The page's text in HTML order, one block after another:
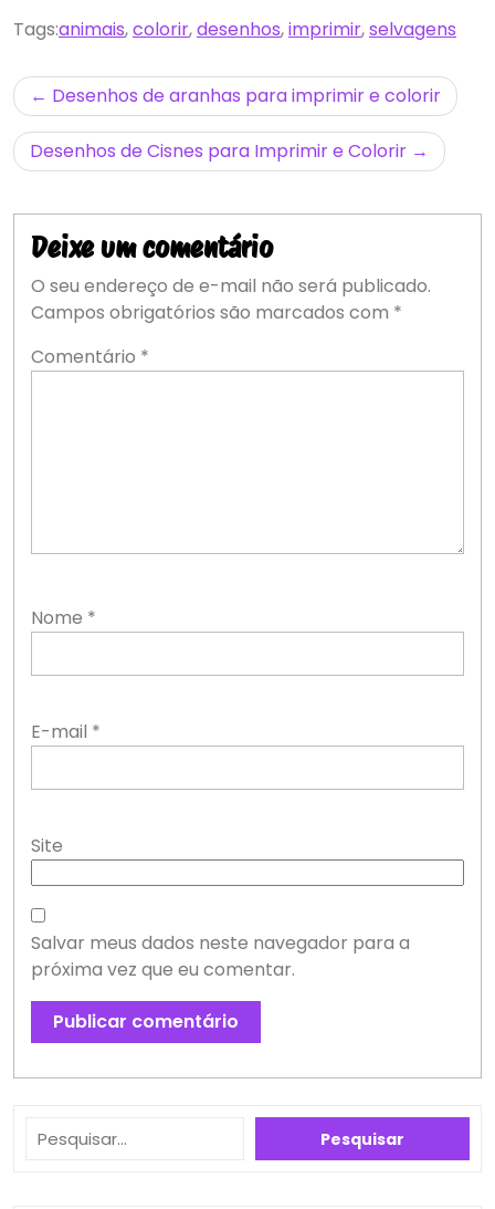
Tags:animais,colorir,desenhos,imprimir,selvagens
Navegação
de
Post
Desenhos de aranhas para imprimir e colorir
Desenhos de Cisnes para Imprimir e Colorir
Deixe um comentário
O seu endereço de e-mail não será publicado.
Campos obrigatórios são marcados com *
Comentário *
Nome *
E-mail *
Site
Salvar meus dados neste navegador para a
próxima vez que eu comentar.
Pesquisar Pesquisar